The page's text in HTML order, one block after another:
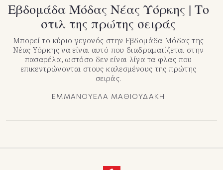
Εβδομάδα Μόδας Νέας Υόρκης | Το
στιλ της πρώτης σειράς
Μπορεί το κύριο γεγονός στην Εβδομάδα Μόδας της
Νέας Υόρκης να είναι αυτό που διαδραματίζεται στην
πασαρέλα, ωστόσο δεν είναι λίγα τα φλας που
επικεντρώνονται στους καλεσμένους της πρώτης
σειράς.
ΕΜΜΑΝΟΥΕΛΑ ΜΑΘΙΟΥΔΑΚΗ